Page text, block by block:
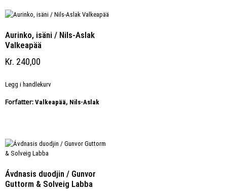
Aurinko, isäni / Nils-Aslak
Valkeapää
Kr 240,00
Legg i handlekurv
Forfatter: Valkeapää, Nils-Aslak
Ávdnasis duodjin / Gunvor
Guttorm & Solveig Labba